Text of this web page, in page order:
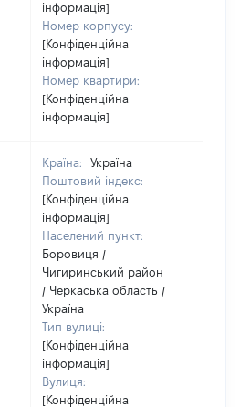
інформація]
Номер корпусу:
[Конфіденційна
інформація]
Номер квартири:
[Конфіденційна
інформація]
Країна:
Україна
Поштовий індекс:
[Конфіденційна
інформація]
Населений пункт:
Боровиця /
Чигиринський район
/ Черкаська область /
Україна
Тип вулиці:
[Конфіденційна
інформація]
Вулиця:
[Конфіденційна